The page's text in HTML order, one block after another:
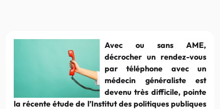
Avec ou sans AME,
décrocher un rendez-vous
par téléphone avec un
médecin généraliste est
devenu très difficile, pointe
la récente étude de l’Institut des politiques publiques